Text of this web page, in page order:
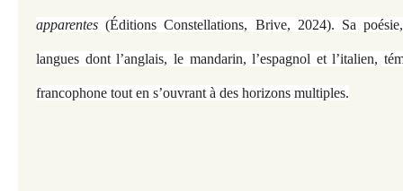
apparentes(Éditions Constellations, Brive, 2024). Sa
langues dont l’anglais, le mandarin, l’espagnol et l’italien,
francophone tout en s’ouvrant à des horizons multiples.